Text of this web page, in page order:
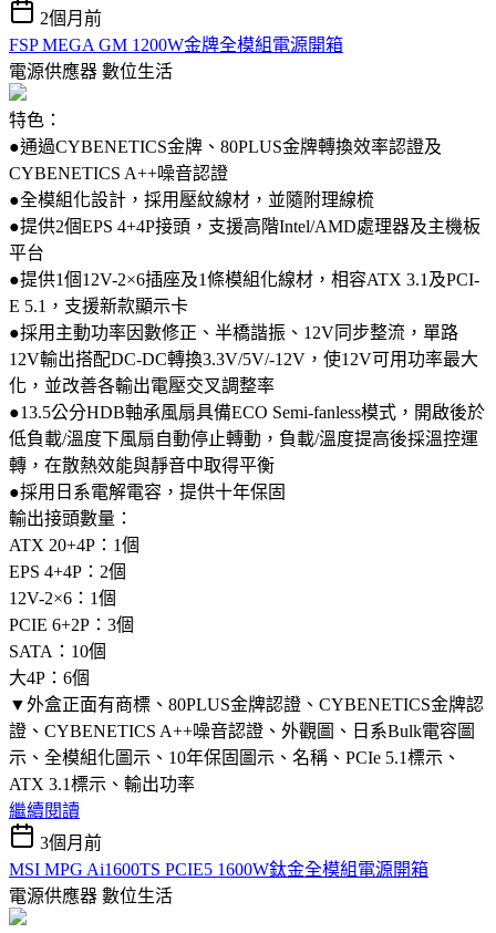
2個月前
FSP MEGA GM 1200W金牌全模組電源開箱
電源供應器 數位生活
特色：
●通過CYBENETICS金牌、80PLUS金牌轉換效率認證及
CYBENETICS A++噪音認證
●全模組化設計，採用壓紋線材，並隨附理線梳
●提供2個EPS 4+4P接頭，支援高階Intel/AMD處理器及主機板
平台
●提供1個12V-2×6插座及1條模組化線材，相容ATX 3.1及PCI-
E 5.1，支援新款顯示卡
●採用主動功率因數修正、半橋諧振、12V同步整流，單路
12V輸出搭配DC-DC轉換3.3V/5V/-12V，使12V可用功率最大
化，並改善各輸出電壓交叉調整率
●13.5公分HDB軸承風扇具備ECO Semi-fanless模式，開啟後於
低負載/溫度下風扇自動停止轉動，負載/溫度提高後採溫控運
轉，在散熱效能與靜音中取得平衡
●採用日系電解電容，提供十年保固
輸出接頭數量：
ATX 20+4P：1個
EPS 4+4P：2個
12V-2×6：1個
PCIE 6+2P：3個
SATA：10個
大4P：6個
▼外盒正面有商標、80PLUS金牌認證、CYBENETICS金牌認
證、CYBENETICS A++噪音認證、外觀圖、日系Bulk電容圖
示、全模組化圖示、10年保固圖示、名稱、PCIe 5.1標示、
ATX 3.1標示、輸出功率
繼續閱讀
3個月前
MSI MPG Ai1600TS PCIE5 1600W鈦金全模組電源開箱
電源供應器 數位生活